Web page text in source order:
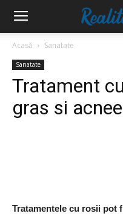
Acasă Sanatate
Sanatate
Tratament
gras si acnee
Tratamentele cu rosii pot